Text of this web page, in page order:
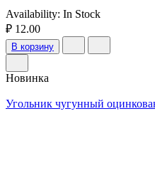
Availability: In Stock
₽ 12.00
В корзину
Новинка
Угольник чугунный